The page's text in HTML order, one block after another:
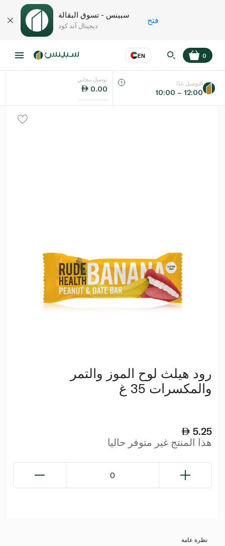
سبينس - تسوق البقالة
ديجيتال آند كود
فتح
EN
اللغة عر
0
توصيل مجاني
0.00
التوصيل غدًا
10:00 – 12:00
رود هيلث لوح الموز والتمر
والمكسرات 35 غ
5.25
هذا المنتج غير متوفر حاليا
0
نظرة عامة